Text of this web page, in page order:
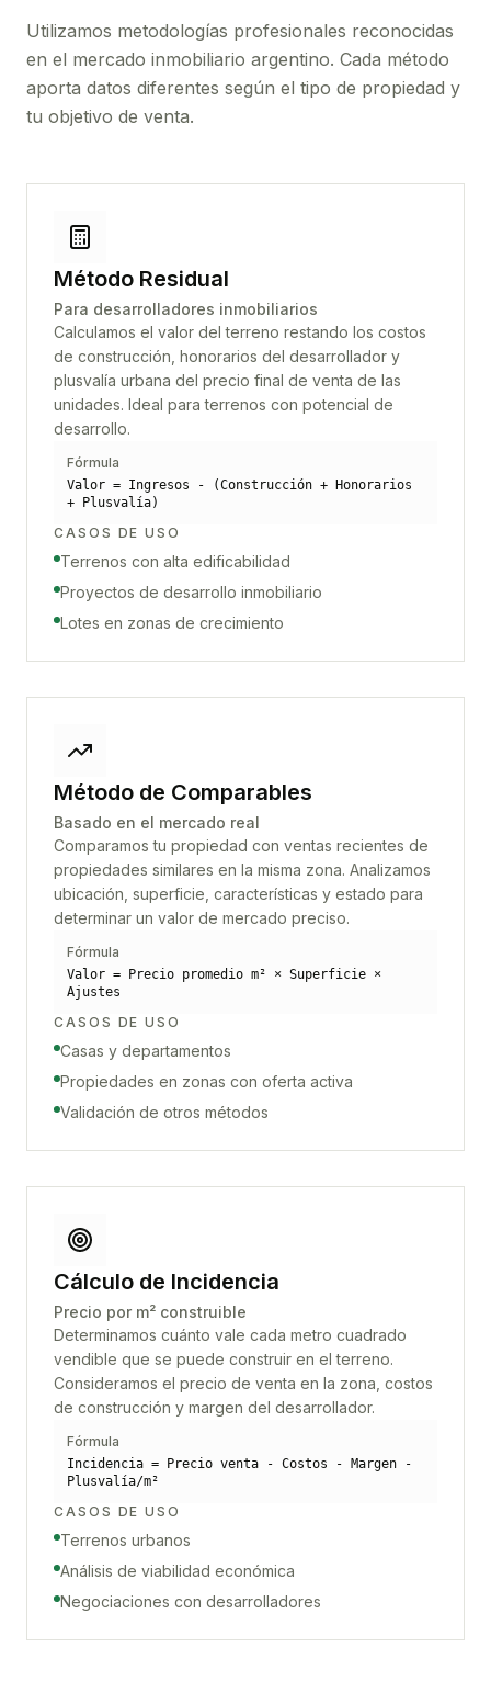
Utilizamos metodologías profesionales reconocidas
en el mercado inmobiliario argentino. Cada método
aporta datos diferentes según el tipo de propiedad y
tu objetivo de venta.
Método Residual
Para desarrolladores inmobiliarios
Calculamos el valor del terreno restando los costos
de construcción, honorarios del desarrollador y
plusvalía urbana del precio final de venta de las
unidades. Ideal para terrenos con potencial de
desarrollo.
Fórmula
Valor = Ingresos - (Construcción + Honorarios
+ Plusvalía)
CASOS DE USO
Terrenos con alta edificabilidad
Proyectos de desarrollo inmobiliario
Lotes en zonas de crecimiento
Método de Comparables
Basado en el mercado real
Comparamos tu propiedad con ventas recientes de
propiedades similares en la misma zona. Analizamos
ubicación, superficie, características y estado para
determinar un valor de mercado preciso.
Fórmula
Valor = Precio promedio m² × Superficie ×
Ajustes
CASOS DE USO
Casas y departamentos
Propiedades en zonas con oferta activa
Validación de otros métodos
Cálculo de Incidencia
Precio por m² construible
Determinamos cuánto vale cada metro cuadrado
vendible que se puede construir en el terreno.
Consideramos el precio de venta en la zona, costos
de construcción y margen del desarrollador.
Fórmula
Incidencia = Precio venta - Costos - Margen -
Plusvalía/m²
CASOS DE USO
Terrenos urbanos
Análisis de viabilidad económica
Negociaciones con desarrolladores